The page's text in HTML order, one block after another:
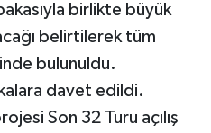
birlikte büyük
belirtilerek tüm
bulunuldu.
davet edildi.
Son 32 Turu açılış